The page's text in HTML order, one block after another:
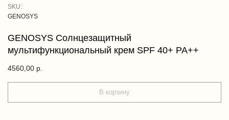
GENOSYS Солнцезащитный
мультифункциональный крем SPF 40+ PA++
GENOSYS
SKU:
4560,00 р.
В корзину